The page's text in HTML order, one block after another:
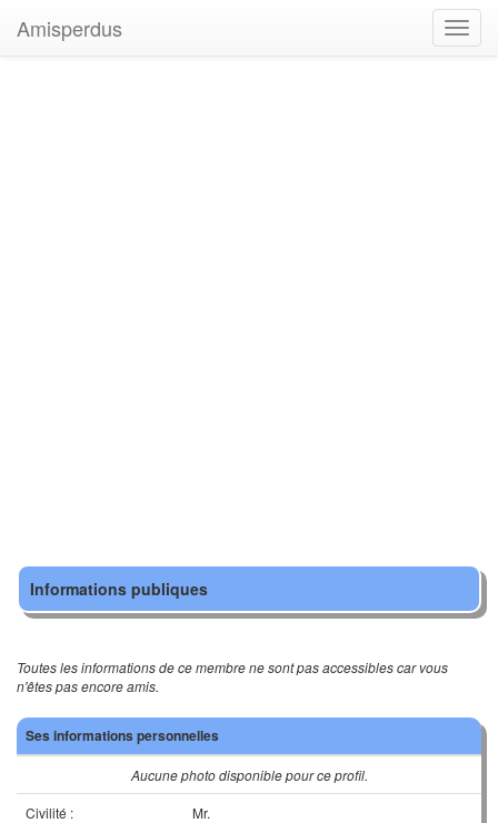
Amisperdus
Informations publiques
Toutes les informations de ce membre ne sont pas accessibles car vous
n'êtes pas encore amis.
Ses informations personnelles
Aucune photo disponible pour ce profil.
Civilité :
Mr.